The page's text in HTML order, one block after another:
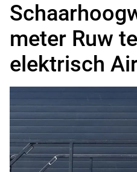
meter Ruw
elektrisch